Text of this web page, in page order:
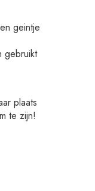
geintje
gebruikt
plaats
te zijn!